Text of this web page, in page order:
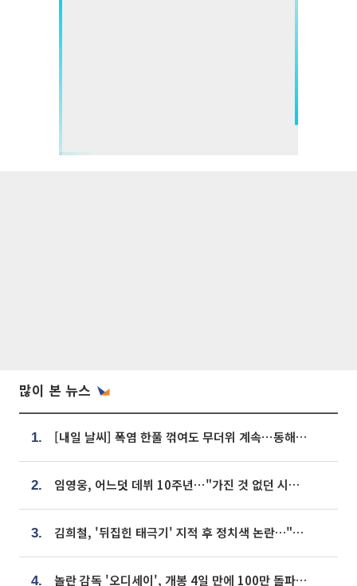
많이 본 뉴스
1. [내일 날씨] 폭염 한풀 꺾여도 무더위 계속⋯동해안 이틀 연속 비
2. 임영웅, 어느덧 데뷔 10주년⋯"가진 것 없던 시절, 내 앞엔 20명의 팬뿐"
3. 김희철, '뒤집힌 태극기' 지적 후 정치색 논란…"좌우 떠나 우리나라 국기"
4. 놀란 감독 '오디세이', 개봉 4일 만에 100만 돌파⋯'왕사남' 보다 빠르다